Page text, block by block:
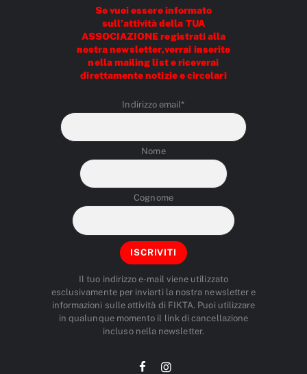
Se vuoi essere informato
sull’attività della TUA
ASSOCIAZIONE registrati alla
nostra newsletter,verrai inserito
nella mailing list e riceverai
direttamente notizie e circolari
Indirizzo email*
Nome
Cognome
Il tuo indirizzo e-mail viene utilizzato
esclusivamente per inviarti la nostra newsletter e
informazioni sulle attività di FIKTA. Puoi utilizzare
in qualunque momento il link di cancellazione
incluso nella newsletter.